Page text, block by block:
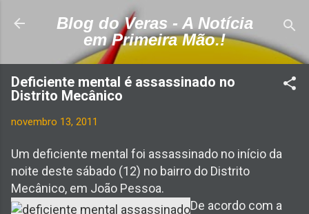
Pular para o conteúdo principal
Blog do Veras - A Notícia
em Primeira Mão.!
Deficiente mental é assassinado no
Distrito Mecânico
novembro 13, 2011
Um deficiente mental foi assassinado no início da
noite deste sábado (12) no bairro do Distrito
Mecânico, em João Pessoa.
De acordo com a